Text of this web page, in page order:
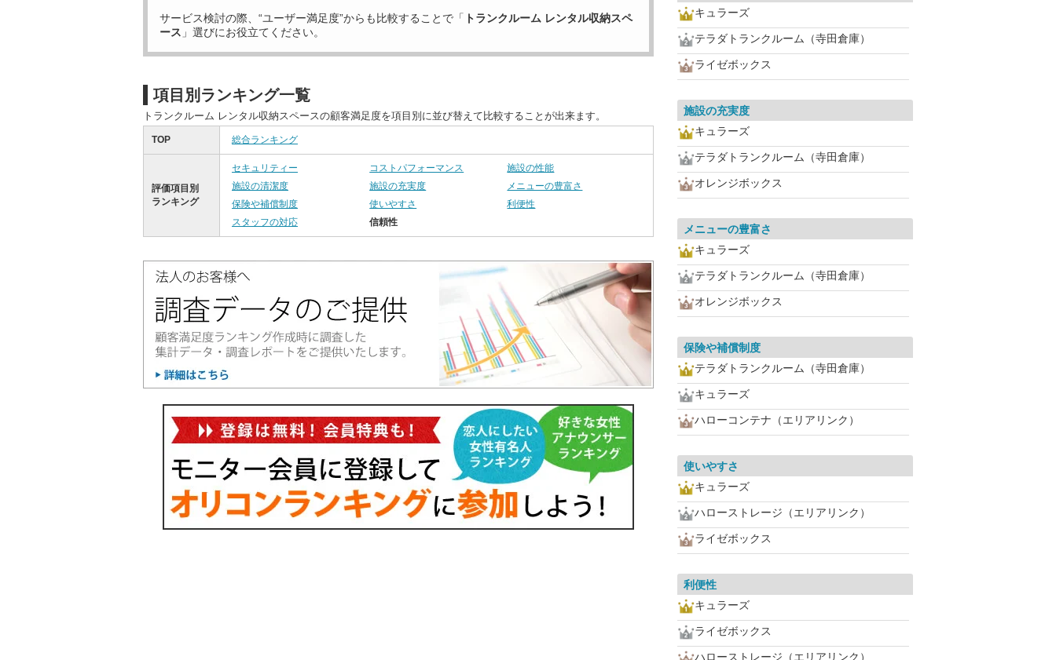
サービス検討の際、“ユーザー満足度”からも比較することで「 トランクルーム レンタル収納スペ
ース 」選びにお役立てください。
項目別ランキング一覧
トランクルーム レンタル収納スペースの顧客満足度を項目別に並び替えて比較することが出来ます。
TOP 総合ランキング
評価項目別
ランキング
セキュリティー コストパフォーマンス
施設の性能
施設の清潔度
施設の充実度
メニューの豊富さ
保険や補償制度
使いやすさ
利便性
スタッフの対応
信頼性
キュラーズ
テラダトランクルーム（寺田倉庫）
ライゼボックス
施設の充実度
キュラーズ
テラダトランクルーム（寺田倉庫）
オレンジボックス
メニューの豊富さ
キュラーズ
テラダトランクルーム（寺田倉庫）
オレンジボックス
保険や補償制度
テラダトランクルーム（寺田倉庫）
キュラーズ
ハローコンテナ（エリアリンク）
使いやすさ
キュラーズ
ハローストレージ（エリアリンク）
ライゼボックス
利便性
キュラーズ
ライゼボックス
ハローストレージ（エリアリンク）